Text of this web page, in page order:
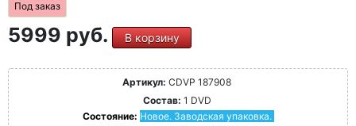
Под заказ
5999 руб. В корзину
Артикул: CDVP 187908
Состав: 1 DVD
Состояние: Новое. Заводская упаковка.